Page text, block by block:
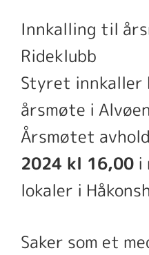
Innkalling til
Rideklubb
Styret innkaller
årsmøte i
Årsmøtet
2024 kl 16,00 i
lokaler i
Saker som et